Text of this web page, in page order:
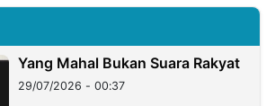
Yang Mahal Bukan Suara Rakyat
29/07/2026 - 00:37